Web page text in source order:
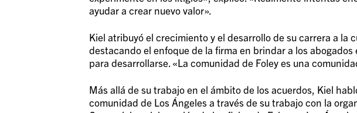
ayudar a crear nuevo valor».
Kiel atribuyó el crecimiento y el desarrollo de su carrera a la
destacando el enfoque de la firma en brindar a los
para desarrollarse. «La comunidad de Foley es una
Más allá de su trabajo en el ámbito de los acuerdos, Kiel
comunidad de Los Ángeles a través de su trabajo con la